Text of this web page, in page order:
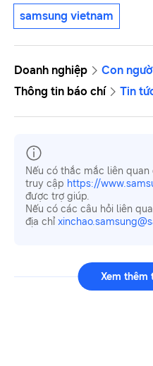
samsung vietnam
Doanh nghiệp
Con
Thông tin báo chí
Tin
Nếu có thắc mắc liên
truy cập https://
được trợ giúp.
Nếu có các câu hỏi liên
địa chỉ
Xem thêm